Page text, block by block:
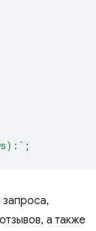
;
а также